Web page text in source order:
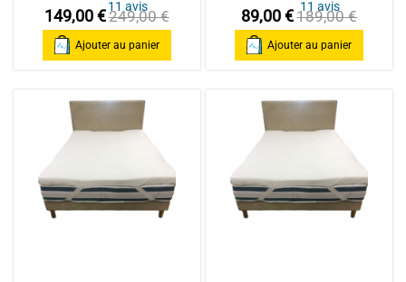
11 avis
149,00 €249,00 €
Ajouter au panier
11avis
89,00 €189,00 €
Ajouter au panier